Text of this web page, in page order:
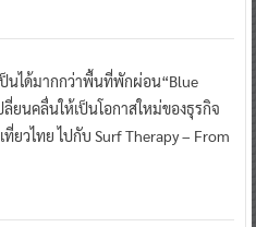
ป็นได้มากกว่าพื้นที่พักผ่อน“Blue
ลี่ยนคลื่นให้เป็นโอกาสใหม่ของธุรกิจ
ที่ยวไทย ไปกับ Surf Therapy – From